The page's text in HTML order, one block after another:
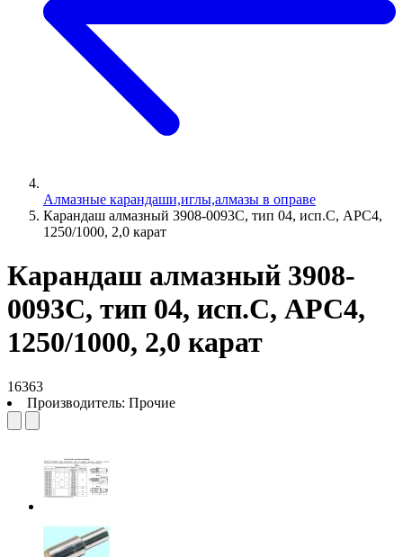
Алмазные карандаши,иглы,алмазы в оправе
Карандаш алмазный 3908-0093C, тип 04, исп.С, АРС4,
1250/1000, 2,0 карат
Карандаш алмазный 3908-
0093C, тип 04, исп.С, АРС4,
1250/1000, 2,0 карат
16363
Производитель: Прочие